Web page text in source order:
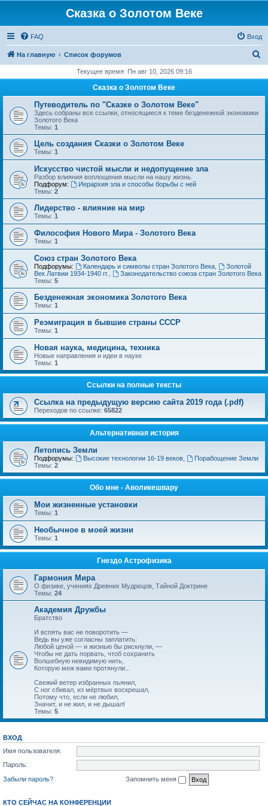
Сказка о Золотом Веке
FAQ Вход
На главную Список форумов
с
Текущее время: Пн авг 10, 2026 09:16
Сказка о Золотом Веке
Путеводитель по "Сказке о Золотом Веке"
Здесь собраны все ссылки, относящиеся к теме безденежной экономики
Золотого Века
Темы: 1
Цель создания Сказки о Золотом Веке
Темы: 1
Искусство чистой мысли и недопущение зла
Разбор влияния воплощения мысли на нашу жизнь.
Подфорум:
Иерархия зла и способы борьбы с ней
Темы: 2
Лидерство - влияние на мир
Темы: 1
Философия Нового Мира - Золотого Века
Темы: 1
Cоюз стран Золотого Века
Подфорумы: Календарь и символы стран Золотого Века,
Золотой
Век Латвии 1934-1940 гг.
Законодательство союза стран Золотого Века
Темы: 5
Безденежная экономика Золотого Века
Темы: 1
Реэмиграция в бывшие страны СССР
Темы: 1
Новая наука, медицина, техника
Новые направления и идеи в науке
Темы: 1
Ссылки на полные тексты
Ссылка на предыдущую версию сайта 2019 года (.pdf)
Переходов по ссылке: 65822
Альтернативная история
Летопись Земли
Подфорумы: Высокие технологии 16-19 веков,
Порабощение Земли
Темы: 2
Обо мне - Аволикешвару
Мои жизненные установки
Темы: 1
Необычное в моей жизни
Темы: 1
Гнездо Астрофизика
Гармония Мира
О физике, учениях Древних Мудрецов, Тайной Доктрине
Темы: 24
Академия Дружбы
Братство
И вспять вас не поворотить —
Ведь вы уже согласны заплатить:
Любой ценой — и жизнью бы рискнули, —
Чтобы не дать порвать, чтоб сохранить
Волшебную невидимую нить,
Которую меж вами протянули...
Свежий ветер избранных пьянил,
С ног сбивал, из мёртвых воскрешал,
Потому что, если не любил,
Значит, и не жил, и не дышал!
Темы: 5
ВХОД
Имя пользователя:
Пароль:
Забыли пароль?
Запомнить меня
КТО СЕЙЧАС НА КОНФЕРЕНЦИИ